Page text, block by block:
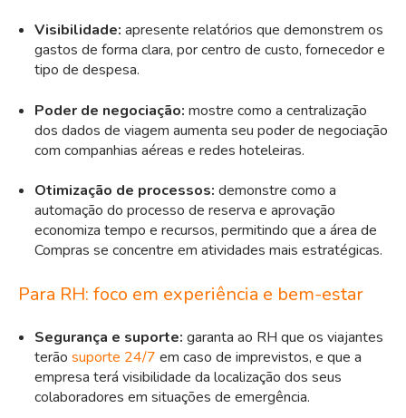
Visibilidade: apresente relatórios que demonstrem os
gastos de forma clara, por centro de custo, fornecedor e
tipo de despesa.
Poder de negociação: mostre como a centralização
dos dados de viagem aumenta seu poder de negociação
com companhias aéreas e redes hoteleiras.
Otimização de processos: demonstre como a
automação do processo de reserva e aprovação
economiza tempo e recursos, permitindo que a área de
Compras se concentre em atividades mais estratégicas.
Para RH: foco em experiência e bem-estar
Segurança e suporte: garanta ao RH que os viajantes
terão suporte 24/7 em caso de imprevistos, e que a
empresa terá visibilidade da localização dos seus
colaboradores em situações de emergência.